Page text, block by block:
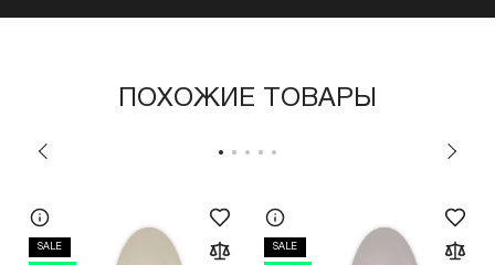
ПОХОЖИЕ ТОВАРЫ
SALE SALE